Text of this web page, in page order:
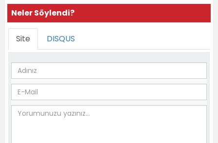
Neler Söylendi?
Site DISQUS